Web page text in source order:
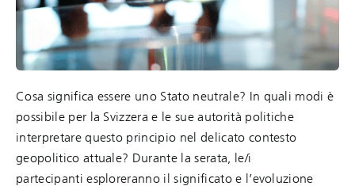
Cosa significa essere uno Stato neutrale? In quali modi è
possibile per la Svizzera e le sue autorità politiche
interpretare questo principio nel delicato contesto
geopolitico attuale? Durante la serata, le/i
partecipanti esploreranno il significato e l’evoluzione